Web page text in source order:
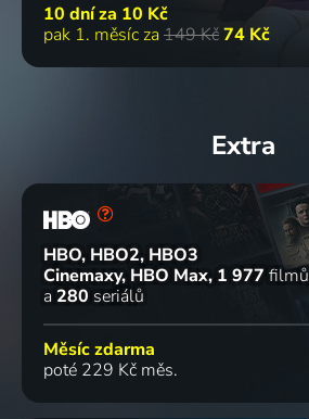
10 dní za 10 Kč
pak 1. měsíc za 149 Kč74 Kč
Extra
HBO, HBO2, HBO3
Cinemaxy, HBO Max 1 977 filmů
a 280 seriálů
Měsíc zdarma
poté 229 Kč měs.